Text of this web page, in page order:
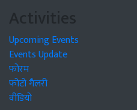
Activities
Upcoming Events
Events Update
फोरम
फोटो गैलरी
वीडियो